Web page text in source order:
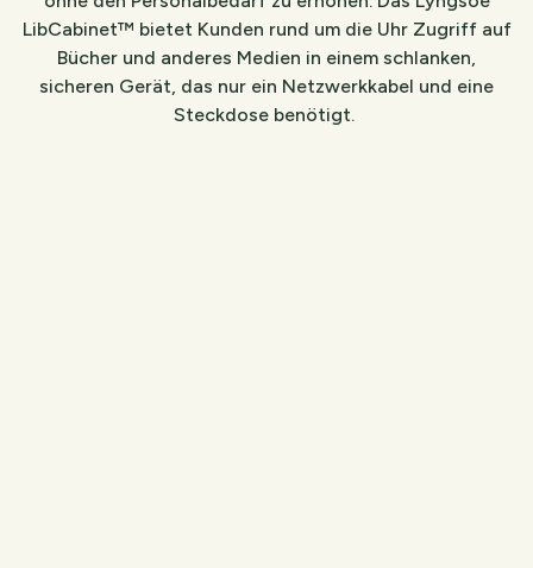
LibCabinet™ bietet Kunden rund um die Uhr Zugriff auf
Bücher und anderes Medien in einem schlanken,
sicheren Gerät, das nur ein Netzwerkkabel und eine
Steckdose benötigt.